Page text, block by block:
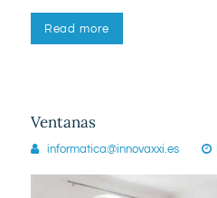
Read more
Ventanas
informatica@innovaxxi.es